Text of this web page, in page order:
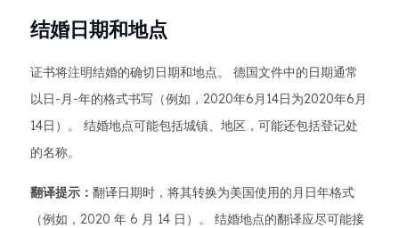
结婚日期和地点
证书将注明结婚的确切日期和地点。 德国文件中的日期通常
以日-月-年的格式书写（例如，2020年6月14日为2020年6月
14日）。 结婚地点可能包括城镇、地区，可能还包括登记处
的名称。
翻译提示： 翻译日期时，将其转换为美国使用的月日年格式
（例如，2020 年 6 月 14 日）。 结婚地点的翻译应尽可能接